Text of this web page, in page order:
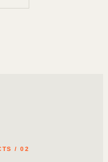
02 / SELECTED PRODUCTS